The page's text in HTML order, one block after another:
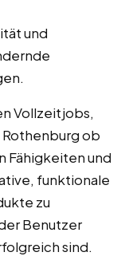
und
Vollzeitjobs,
Rothenburg ob
Fähigkeiten und
funktionale
zu
Benutzer
sind.